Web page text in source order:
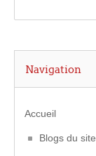
Navigation
Accueil
Blogs du site